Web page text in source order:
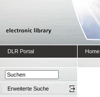
DLR Portal Home
Erweiterte Suche